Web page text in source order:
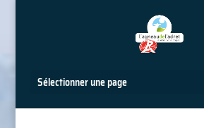
Sélectionner une page